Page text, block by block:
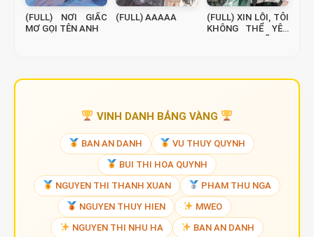
(FULL) NƠI GIẤC
MƠ GỌI TÊN ANH
(FULL) AAAAA
(FULL) XIN LỖI, TÔI
KHÔNG THỂ YÊU
ANH ĐƯỢC NỮA
VINH DANH BẢNG VÀNG
BAN AN DANH
VU THUY QUYNH
BUI THI HOA QUYNH
NGUYEN THI THANH XUAN
PHAM THU NGA
NGUYEN THUY HIEN
MWEO
NGUYEN THI NHU HA
BAN AN DANH